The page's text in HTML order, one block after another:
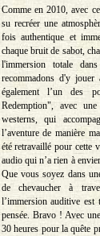
Comme en 2010, avec
su recréer une
fois authentique et
chaque bruit de sabot,
l'immersion totale
recommadons d'y
également l’un des
Redemption", avec
westerns, qui
l’aventure de manière
été retravaillé pour cette
audio qui n’a rien à
Que vous soyez dans
de chevaucher à
l’immersion auditive est
pensée. Bravo ! Avec
30 heures pour la quête